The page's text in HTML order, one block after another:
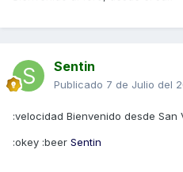
Sentin
Publicado 7 de Julio del
:velocidad Bienvenido desde San
:okey :beer Sentin